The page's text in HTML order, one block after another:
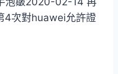
4次對huawei允許證